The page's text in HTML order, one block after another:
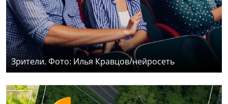
Зрители. Фото: Илья Кравцов/нейросеть